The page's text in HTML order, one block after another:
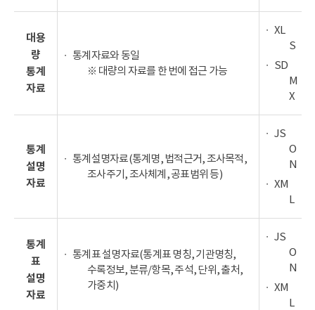
대용
량
통계
자료
통계자료와 동일
※ 대량의 자료를 한 번에 접근 가능
XL
S
SD
M
X
통계
설명
자료
통계설명자료(통계명, 법적근거, 조사목적,
조사주기, 조사체계, 공표범위 등)
JS
O
N
XM
L
통계
표
설명
자료
통계표 설명자료(통계표 명칭, 기관명칭,
수록정보, 분류/항목, 주석, 단위, 출처,
가중치)
JS
O
N
XM
L